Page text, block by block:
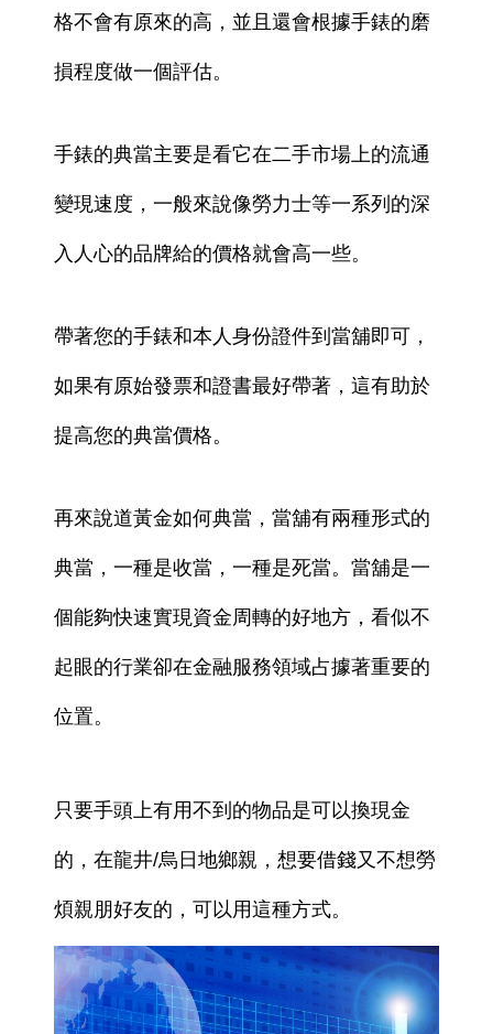
格不會有原來的高，並且還會根據手錶的磨
損程度做一個評估。
手錶的典當主要是看它在二手市場上的流通
變現速度，一般來說像勞力士等一系列的深
入人心的品牌給的價格就會高一些。
帶著您的手錶和本人身份證件到當舖即可，
如果有原始發票和證書最好帶著，這有助於
提高您的典當價格。
再來說道黃金如何典當，當舖有兩種形式的
典當，一種是收當，一種是死當。當舖是一
個能夠快速實現資金周轉的好地方，看似不
起眼的行業卻在金融服務領域占據著重要的
位置。
只要手頭上有用不到的物品是可以換現金
的，在龍井/烏日地鄉親，想要借錢又不想勞
煩親朋好友的，可以用這種方式。